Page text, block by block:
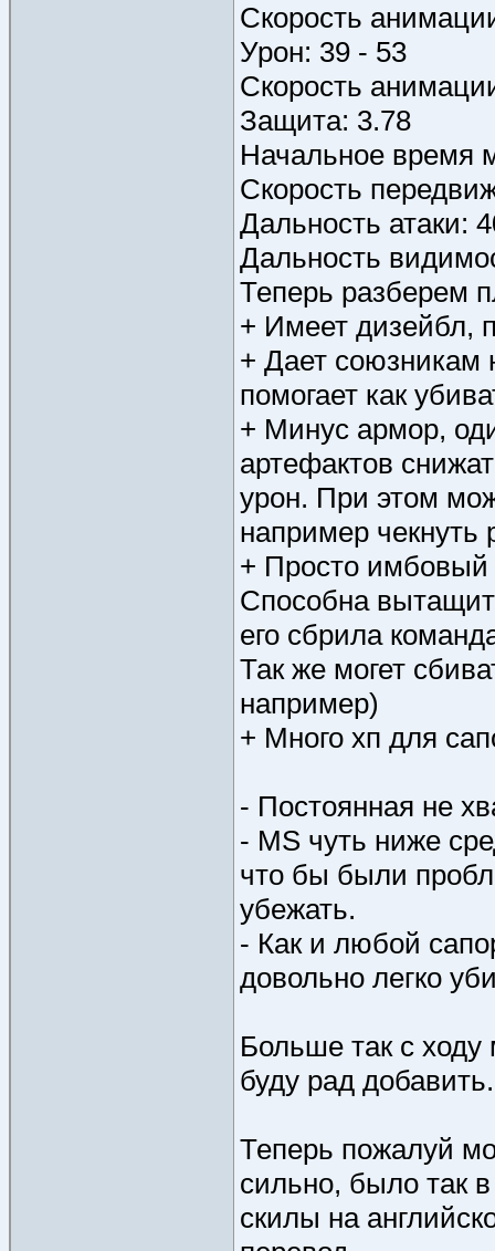
Скорость
Урон: 39 - 53
Скорость
Защита: 3.78
Начальное время
Скорость
Дальность атаки:
Дальность
Теперь разберем
+ Имеет дизейбл,
+ Дает союзникам
помогает как
+ Минус армор,
артефактов
урон. При этом
например чекнуть
+ Просто имбовый
Способна
его сбрила
Так же могет
например)
+ Много хп для
- Постоянная не
- MS чуть ниже
что бы были
убежать.
- Как и любой
довольно легко
Больше так с ходу
буду рад добавить.
Теперь пожалуй
сильно, было так
скилы на